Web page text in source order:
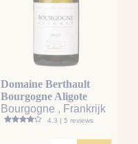
Domaine Berthault
Bourgogne Aligote
Bourgogne , Frankrijk
4.3 | 5 reviews